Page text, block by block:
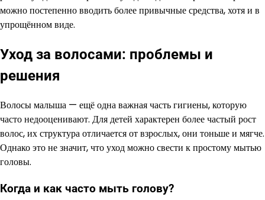
можно постепенно вводить более привычные средства, хотя и в
упрощённом виде.
Уход за волосами: проблемы и
решения
Волосы малыша — ещё одна важная часть гигиены, которую
часто недооценивают. Для детей характерен более частый рост
волос, их структура отличается от взрослых, они тоньше и мягче.
Однако это не значит, что уход можно свести к простому мытью
головы.
Когда и как часто мыть голову?